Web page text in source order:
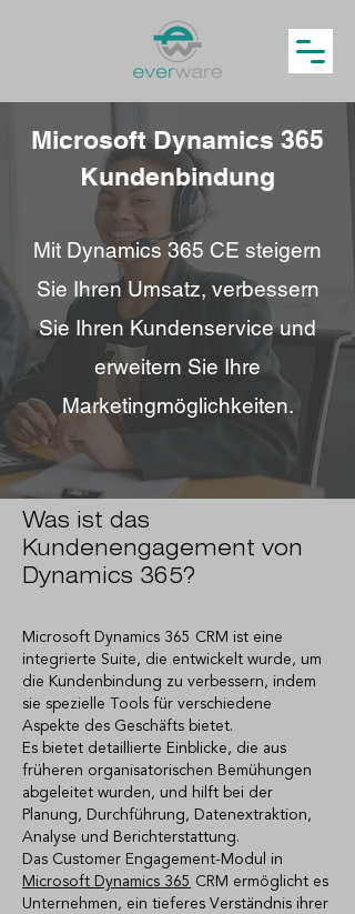
Microsoft Dynamics 365
Kundenbindung
Mit Dynamics 365 CE steigern
Sie Ihren Umsatz, verbessern
Sie Ihren Kundenservice und
erweitern Sie Ihre
Marketingmöglichkeiten.
Was ist das
Kundenengagement von
Dynamics 365?
Microsoft Dynamics 365 CRM ist eine
integrierte Suite, die entwickelt wurde, um
die Kundenbindung zu verbessern, indem
sie spezielle Tools für verschiedene
Aspekte des Geschäfts bietet.
Es bietet detaillierte Einblicke, die aus
früheren organisatorischen Bemühungen
abgeleitet wurden, und hilft bei der
Planung, Durchführung, Datenextraktion,
Analyse und Berichterstattung.
Das Customer Engagement-Modul in
Microsoft Dynamics 365 CRM ermöglicht es
Unternehmen, ein tieferes Verständnis ihrer